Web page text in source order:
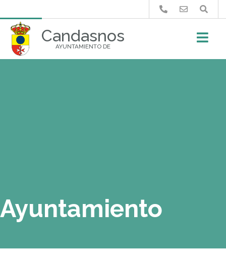
Candasnos
AYUNTAMIENTO DE
Buscar
Ayuntamiento